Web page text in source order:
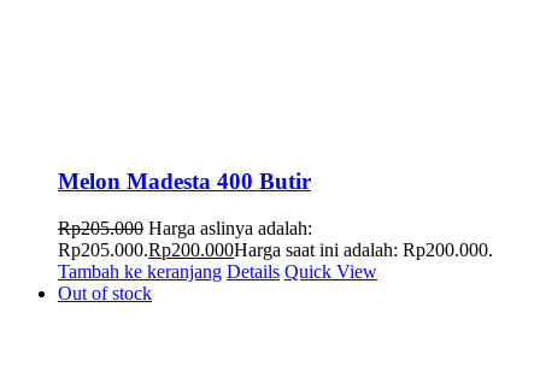
Melon Madesta 400 Butir
Rp205.000 Harga aslinya adalah:
Rp205.000.Rp200.000Harga saat ini adalah: Rp200.000.
Tambah ke keranjang Details Quick View
Out of stock